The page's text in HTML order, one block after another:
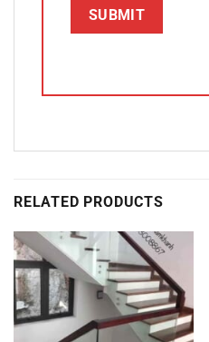
RELATED PRODUCTS